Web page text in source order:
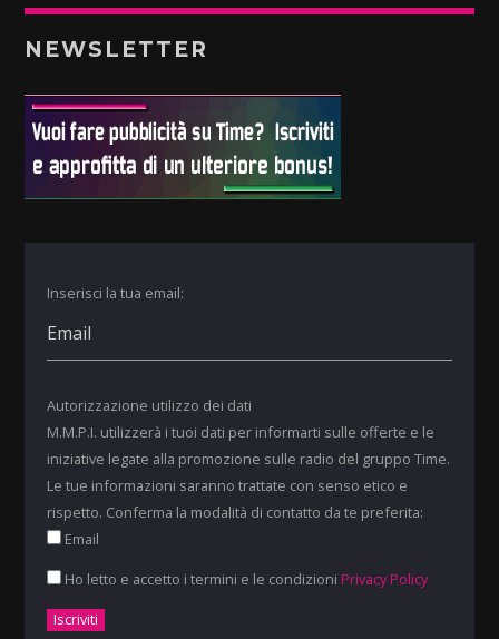
NEWSLETTER
Inserisci la tua email:
Autorizzazione utilizzo dei dati
M.M.P.I. utilizzerà i tuoi dati per informarti sulle offerte e le
iniziative legate alla promozione sulle radio del gruppo Time.
Le tue informazioni saranno trattate con senso etico e
rispetto. Conferma la modalità di contatto da te preferita:
Email
Ho letto e accetto i termini e le condizioni Privacy Policy